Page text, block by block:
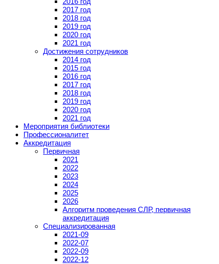
2017 год
2018 год
2019 год
2020 год
2021 год
Достижения сотрудников
2014 год
2015 год
2016 год
2017 год
2018 год
2019 год
2020 год
2021 год
Мероприятия библиотеки
Профессионалитет
Аккредитация
Первичная
2021
2022
2023
2024
2025
2026
Алгоритм проведения СЛР, первичная
аккредитация
Специализированная
2021-09
2022-07
2022-09
2022-12